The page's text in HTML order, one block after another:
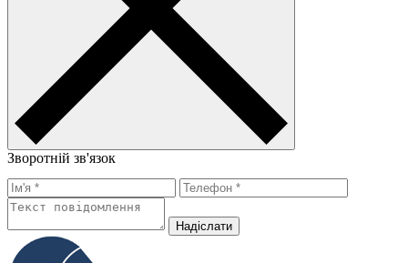
Зворотній зв'язок
Надiслати